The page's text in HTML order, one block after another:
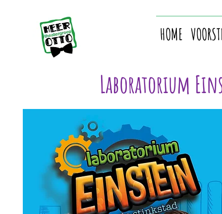
HOME
Laboratorium